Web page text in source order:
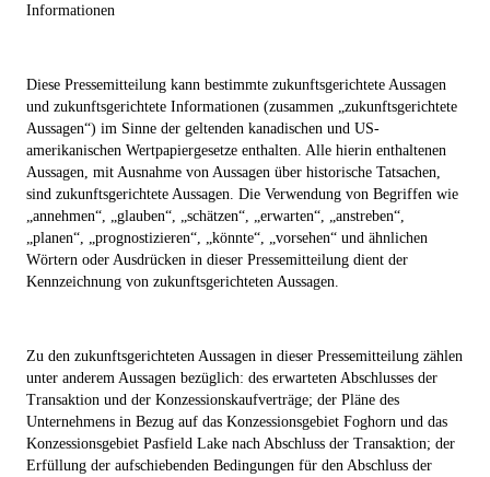
Informationen
Diese Pressemitteilung kann bestimmte zukunftsgerichtete Aussagen
und zukunftsgerichtete Informationen (zusammen „zukunftsgerichtete
Aussagen“) im Sinne der geltenden kanadischen und US-
amerikanischen Wertpapiergesetze enthalten. Alle hierin enthaltenen
Aussagen, mit Ausnahme von Aussagen über historische Tatsachen,
sind zukunftsgerichtete Aussagen. Die Verwendung von Begriffen wie
„annehmen“, „glauben“, „schätzen“, „erwarten“, „anstreben“,
„planen“, „prognostizieren“, „könnte“, „vorsehen“ und ähnlichen
Wörtern oder Ausdrücken in dieser Pressemitteilung dient der
Kennzeichnung von zukunftsgerichteten Aussagen.
Zu den zukunftsgerichteten Aussagen in dieser Pressemitteilung zählen
unter anderem Aussagen bezüglich: des erwarteten Abschlusses der
Transaktion und der Konzessionskaufverträge; der Pläne des
Unternehmens in Bezug auf das Konzessionsgebiet Foghorn und das
Konzessionsgebiet Pasfield Lake nach Abschluss der Transaktion; der
Erfüllung der aufschiebenden Bedingungen für den Abschluss der